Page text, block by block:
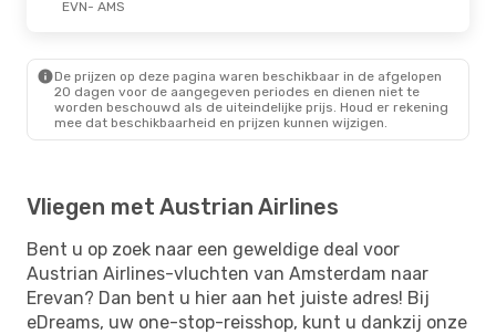
EVN- AMS
De prijzen op deze pagina waren beschikbaar in de afgelopen
20 dagen voor de aangegeven periodes en dienen niet te
worden beschouwd als de uiteindelijke prijs. Houd er rekening
mee dat beschikbaarheid en prijzen kunnen wijzigen.
Vliegen met Austrian Airlines
Bent u op zoek naar een geweldige deal voor
Austrian Airlines-vluchten van Amsterdam naar
Erevan? Dan bent u hier aan het juiste adres! Bij
eDreams, uw one-stop-reisshop, kunt u dankzij onze